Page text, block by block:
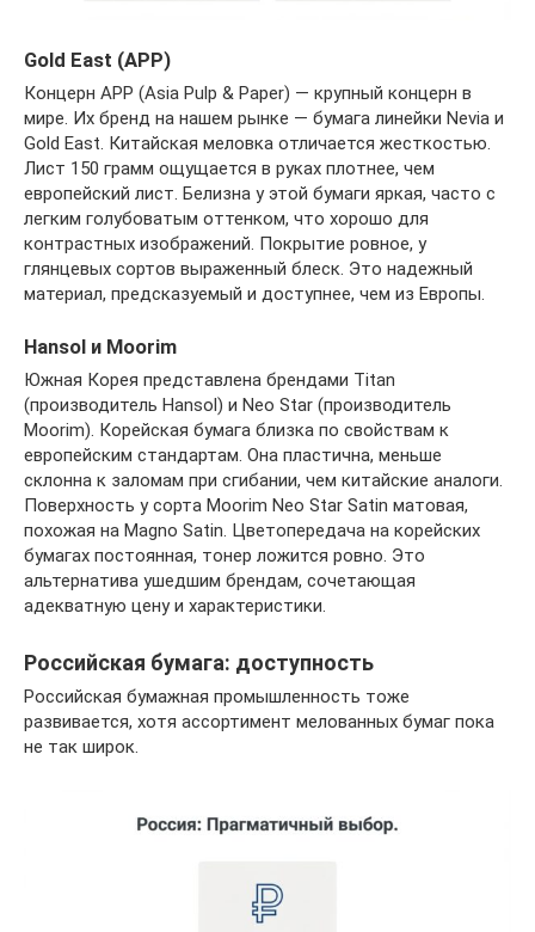
Gold East (APP)
Концерн APP (Asia Pulp & Paper) — крупный концерн в
мире. Их бренд на нашем рынке — бумага линейки Nevia и
Gold East. Китайская меловка отличается жесткостью.
Лист 150 грамм ощущается в руках плотнее, чем
европейский лист. Белизна у этой бумаги яркая, часто с
легким голубоватым оттенком, что хорошо для
контрастных изображений. Покрытие ровное, у
глянцевых сортов выраженный блеск. Это надежный
материал, предсказуемый и доступнее, чем из Европы.
Hansol и Moorim
Южная Корея представлена брендами Titan
(производитель Hansol) и Neo Star (производитель
Moorim). Корейская бумага близка по свойствам к
европейским стандартам. Она пластична, меньше
склонна к заломам при сгибании, чем китайские аналоги.
Поверхность у сорта Moorim Neo Star Satin матовая,
похожая на Magno Satin. Цветопередача на корейских
бумагах постоянная, тонер ложится ровно. Это
альтернатива ушедшим брендам, сочетающая
адекватную цену и характеристики.
Российская бумага: доступность
Российская бумажная промышленность тоже
развивается, хотя ассортимент мелованных бумаг пока
не так широк.